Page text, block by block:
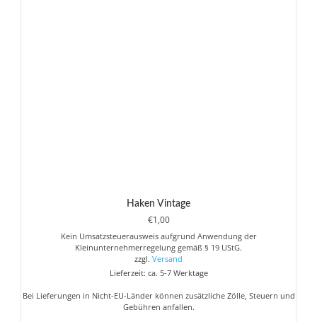
Haken Vintage
€1,00
Kein Umsatzsteuerausweis aufgrund Anwendung der
Kleinunternehmerregelung gemäß § 19 UStG.
zzgl. Versand
Lieferzeit: ca. 5-7 Werktage
Bei Lieferungen in Nicht-EU-Länder können zusätzliche Zölle, Steuern und
Gebühren anfallen.